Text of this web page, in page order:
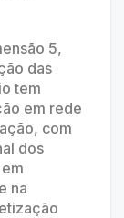
5,
das
tem
em rede
com
dos
na